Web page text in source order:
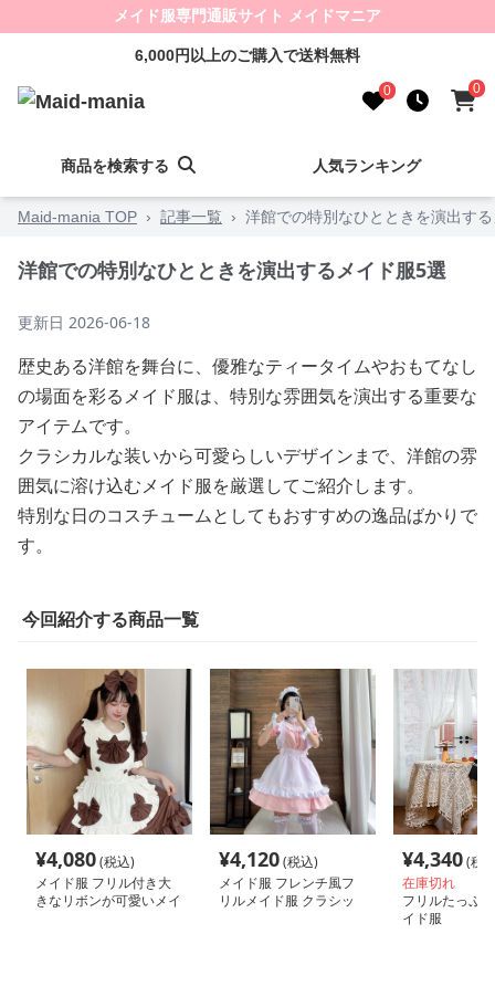
メイド服専門通販サイト メイドマニア
6,000円以上のご購入で送料無料
0 0
商品を検索する 人気ランキング
Maid-mania TOP › 記事一覧 › 洋館での特別なひとときを演出す
洋館での特別なひとときを演出するメイド服5選
更新日 2026-06-18
歴史ある洋館を舞台に、優雅なティータイムやおもてなし
の場面を彩るメイド服は、特別な雰囲気を演出する重要な
アイテムです。
クラシカルな装いから可愛らしいデザインまで、洋館の雰
囲気に溶け込むメイド服を厳選してご紹介します。
特別な日のコスチュームとしてもおすすめの逸品ばかりで
す。
今回紹介する商品一覧
¥4,080(税込)
メイド服 フリル付き大
きなリボンが可愛いメイ
¥4,120(税込)
メイド服 フレンチ風フ
リルメイド服 クラシッ
¥4,340(税
在庫切れ
フリルたっぷ
イド服